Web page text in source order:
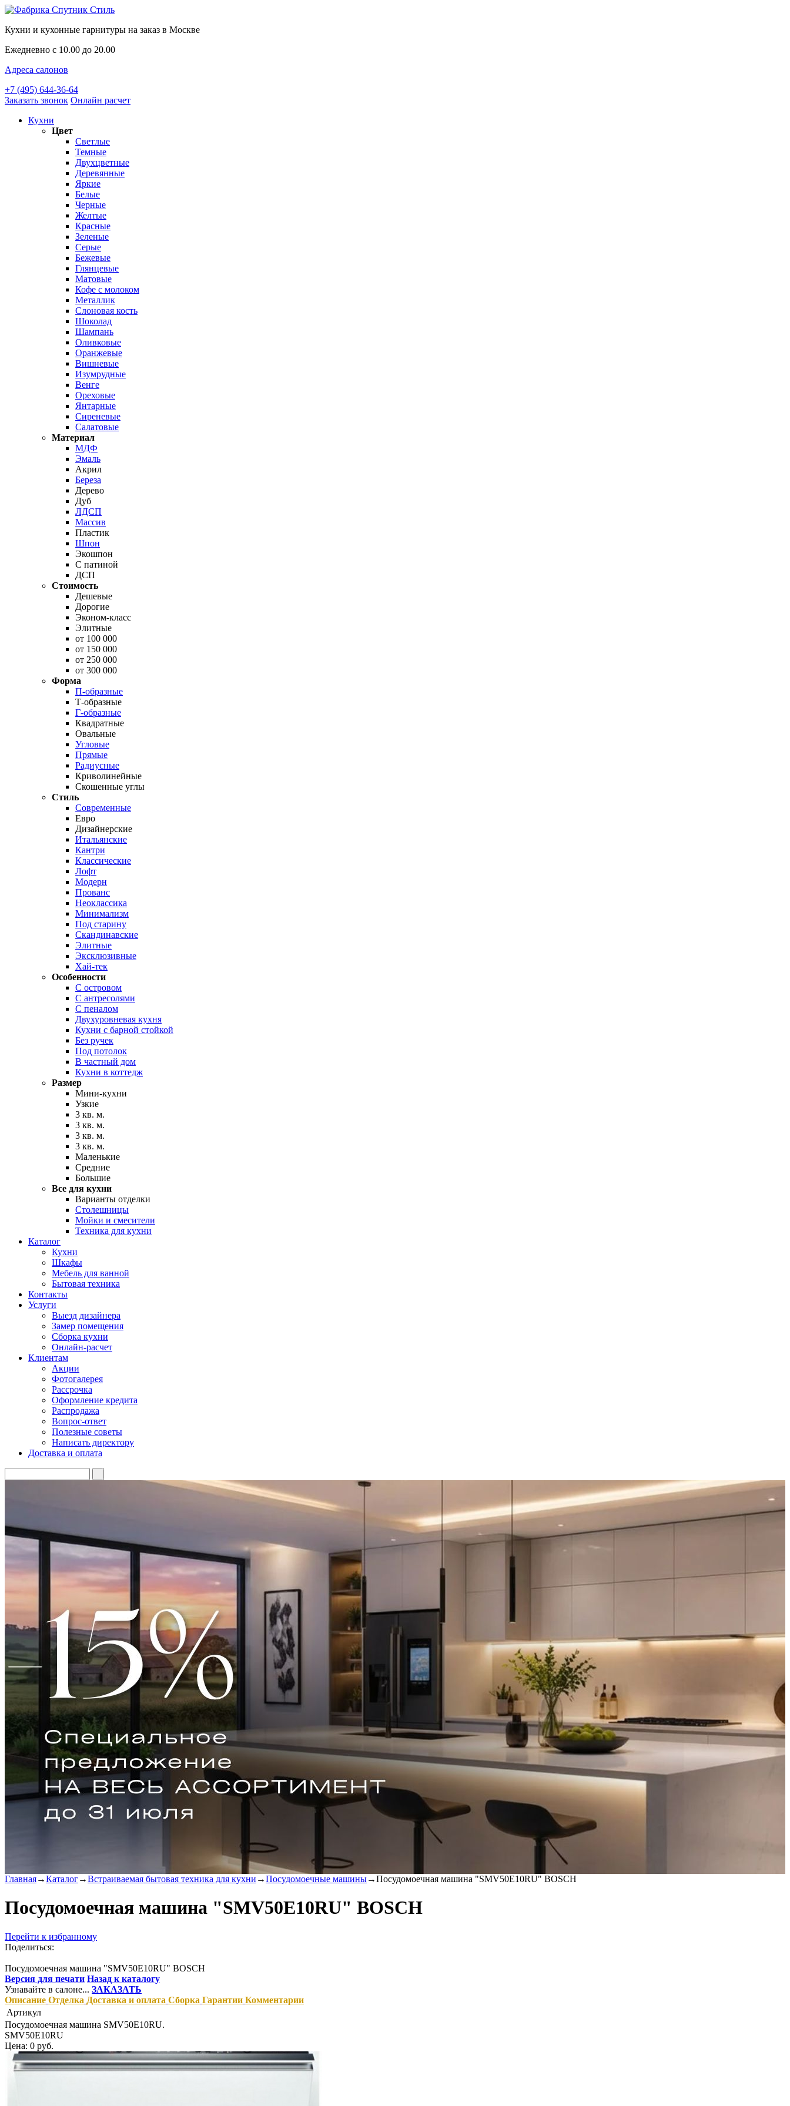
Кухни и кухонные гарнитуры на заказ в Москве
Ежедневно с 10.00 до 20.00
Адреса салонов
+7 (495) 644-36-64
Заказать звонок Онлайн расчет
Кухни
Цвет
Светлые
Темные
Двухцветные
Деревянные
Яркие
Белые
Черные
Желтые
Красные
Зеленые
Серые
Бежевые
Глянцевые
Матовые
Кофе с молоком
Металлик
Слоновая кость
Шоколад
Шампань
Оливковые
Оранжевые
Вишневые
Изумрудные
Венге
Ореховые
Янтарные
Сиреневые
Салатовые
Материал
МДФ
Эмаль
Акрил
Береза
Дерево
Дуб
ЛДСП
Массив
Пластик
Шпон
Экошпон
С патиной
ДСП
Стоимость
Дешевые
Дорогие
Эконом-класс
Элитные
от 100 000
от 150 000
от 250 000
от 300 000
Форма
П-образные
Т-образные
Г-образные
Квадратные
Овальные
Угловые
Прямые
Радиусные
Криволинейные
Скошенные углы
Стиль
Современные
Евро
Дизайнерские
Итальянские
Кантри
Классические
Лофт
Модерн
Прованс
Неоклассика
Минимализм
Под старину
Скандинавские
Элитные
Эксклюзивные
Хай-тек
Особенности
С островом
С антресолями
С пеналом
Двухуровневая кухня
Кухни с барной стойкой
Без ручек
Под потолок
В частный дом
Кухни в коттедж
Размер
Мини-кухни
Узкие
3 кв. м.
3 кв. м.
3 кв. м.
3 кв. м.
Маленькие
Средние
Большие
Все для кухни
Варианты отделки
Столешницы
Мойки и смесители
Техника для кухни
Каталог
Кухни
Шкафы
Мебель для ванной
Бытовая техника
Контакты
Услуги
Выезд дизайнера
Замер помещения
Сборка кухни
Онлайн-расчет
Клиентам
Акции
Фотогалерея
Рассрочка
Оформление кредита
Распродажа
Вопрос-ответ
Полезные советы
Написать директору
Доставка и оплата
Главная→Каталог→Встраиваемая бытовая техника для кухни →Посудомоечные машины→Посудомоечная машина "SMV50E10RU" BOSCH
Посудомоечная машина "SMV50E10RU" BOSCH
Перейти к избранному
Поделиться:
Посудомоечная машина "SMV50E10RU" BOSCH
Версия для печати Назад к каталогу
Узнавайте в салоне... ЗАКАЗАТЬ
Описание Отделка Доставка и оплата Сборка Гарантии Комментарии
Артикул
Посудомоечная машина SMV50E10RU.
SMV50E10RU
Цена: 0 руб.